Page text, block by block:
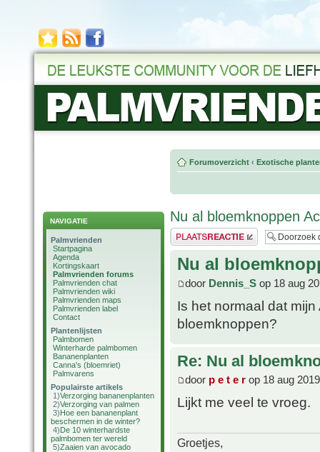
NAVIGATIE
Palmvrienden
Startpagina
Agenda
Kortingskaart
Palmvrienden forums
Palmvrienden chat
Palmvrienden wiki
Palmvrienden maps
Palmvrienden label
Contact
Plantenlijsten
Palmbomen
Winterharde palmbomen
Bananenplanten
Canna's (bloemriet)
Palmvarens
Populairste artikels
1)Verzorging bananenplanten
2)Verzorging van palmen
3)Hoe een bananenplant
beschermen in de winter?
4)De 10 winterhardste
palmbomen ter wereld
5)Zaaien van avocado
Forumoverzicht ‹ Exotische
Nu al bloemknoppen
Plaats een reactie
Nu al
door Dennis_S op 18 aug
Is het normaal dat
bloemknoppen?
Re: Nu al
door p e t e r op 18 aug
Lijkt me veel te vroeg.
Groetjes,